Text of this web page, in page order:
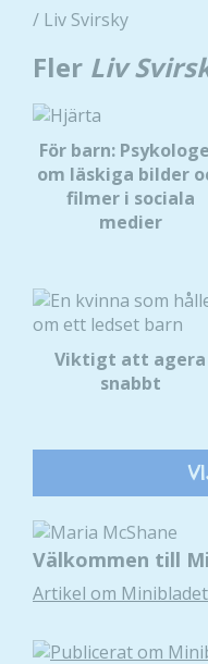
/ Liv Svirsky
Fler Liv
För barn:
om läskiga bilder
filmer i sociala
medier
Viktigt att agera
snabbt
Välkommen till
Artikel om